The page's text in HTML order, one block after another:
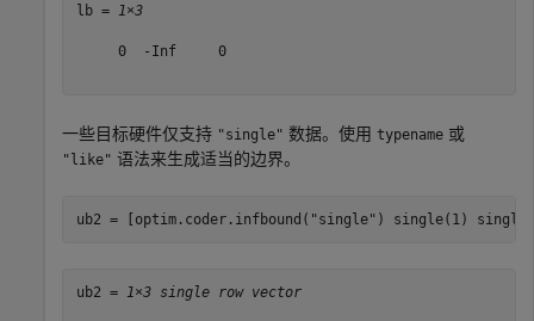
lb = 1×3
     0  -Inf     0
一些目标硬件仅支持 "single" 数据。使用 typename 或
"like" 语法来生成适当的边界。
ub2 = [optim.coder.infbound( "single" ) single(1)
ub2 = 1×3 single row vector